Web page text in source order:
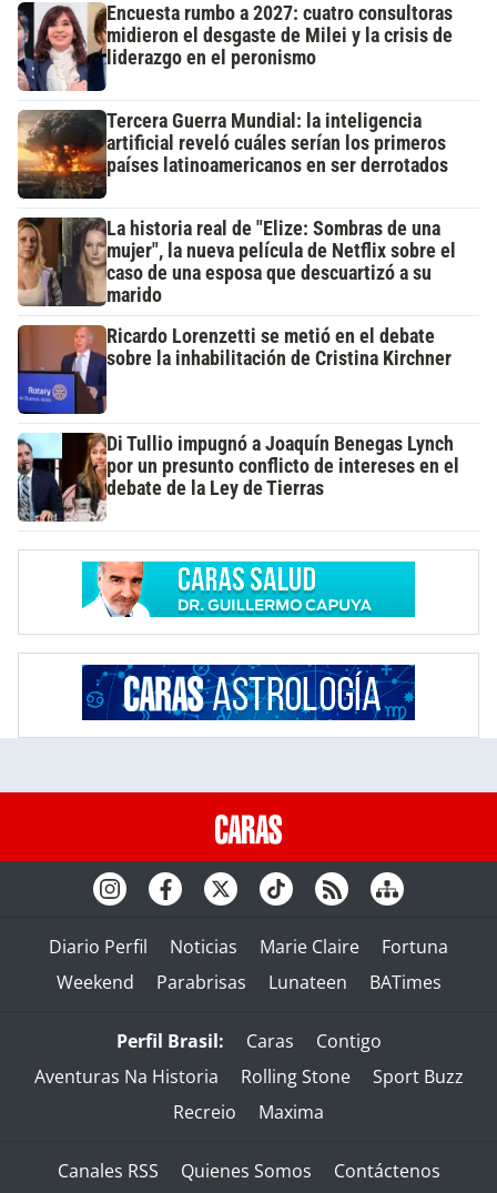
Encuesta rumbo a 2027: cuatro consultoras
midieron el desgaste de Milei y la crisis de
liderazgo en el peronismo
Tercera Guerra Mundial: la inteligencia
artificial reveló cuáles serían los primeros
países latinoamericanos en ser derrotados
La historia real de "Elize: Sombras de una
mujer", la nueva película de Netflix sobre el
caso de una esposa que descuartizó a su
marido
Ricardo Lorenzetti se metió en el debate
sobre la inhabilitación de Cristina Kirchner
Di Tullio impugnó a Joaquín Benegas Lynch
por un presunto conflicto de intereses en el
debate de la Ley de Tierras
Diario Perfil Noticias Marie Claire
Fortuna
Weekend
Parabrisas Lunateen BATimes
Perfil Brasil: Caras
Contigo
Aventuras Na Historia
Rolling Stone
Sport Buzz
Recreio
Maxima
Canales RSS Quienes Somos Contáctenos